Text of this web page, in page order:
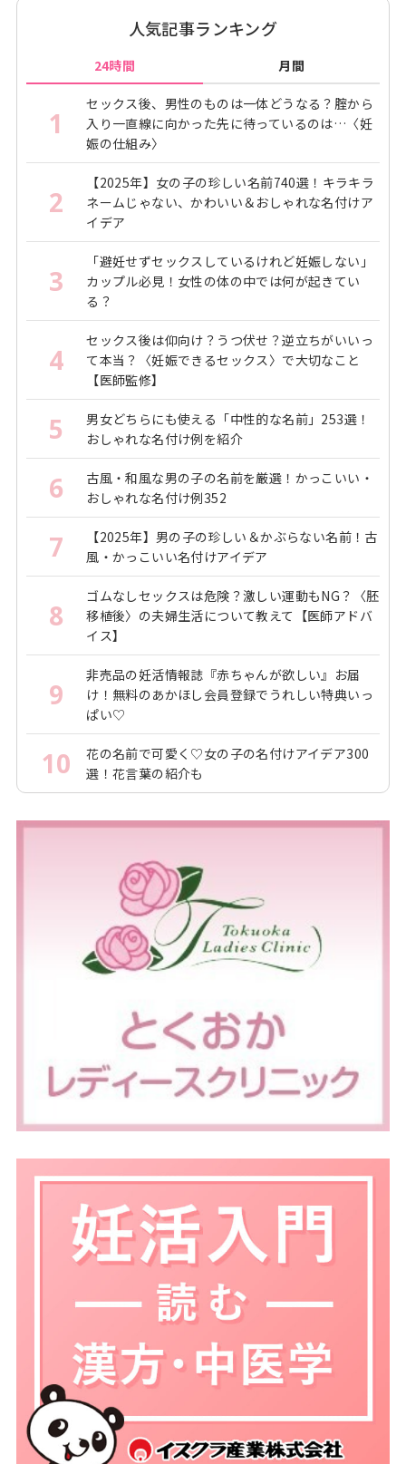
人気記事ランキング
24時間 月間
1
セックス後、男性のものは一体どうなる？腟から
入り一直線に向かった先に待っているのは…〈妊
娠の仕組み〉
2
【2025年】女の子の珍しい名前740選！キラキラ
ネームじゃない、かわいい＆おしゃれな名付けア
イデア
3
「避妊せずセックスしているけれど妊娠しない」
カップル必見！女性の体の中では何が起きてい
る？
4
セックス後は仰向け？うつ伏せ？逆立ちがいいっ
て本当？〈妊娠できるセックス〉で大切なこと
【医師監修】
5
男女どちらにも使える「中性的な名前」253選！
おしゃれな名付け例を紹介
6
古風・和風な男の子の名前を厳選！かっこいい・
おしゃれな名付け例352
7
【2025年】男の子の珍しい＆かぶらない名前！古
風・かっこいい名付けアイデア
8
ゴムなしセックスは危険？激しい運動もNG？〈胚
移植後〉の夫婦生活について教えて【医師アドバ
イス】
9
非売品の妊活情報誌『赤ちゃんが欲しい』お届
け！無料のあかほし会員登録でうれしい特典いっ
ぱい♡
10
花の名前で可愛く♡女の子の名付けアイデア300
選！花言葉の紹介も